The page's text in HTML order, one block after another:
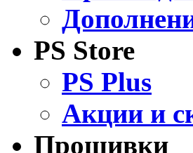
PS Store
PS Plus
Акции и
Прошивки